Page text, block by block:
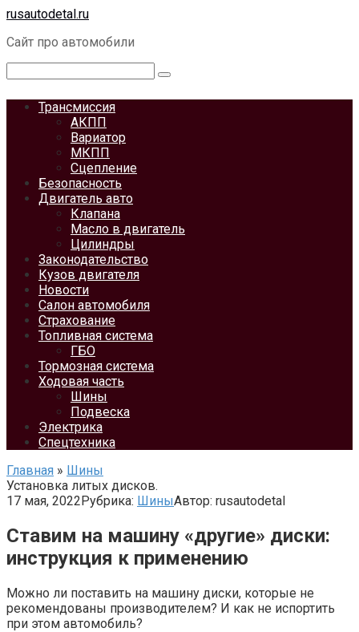
Перейти
контенту
rusautodetal.ru
Сайт про автомобили
Трансмиссия
АКПП
Вариатор
МКПП
Сцепление
Безопасность
Двигатель авто
Клапана
Масло в двигатель
Цилиндры
Законодательство
Кузов двигателя
Новости
Салон автомобиля
Страхование
Топливная система
ГБО
Тормозная система
Ходовая часть
Шины
Подвеска
Электрика
Спецтехника
Главная » Шины
Установка литых дисков.
17 мая, 2022Рубрика: ШиныАвтор: rusautodetal
Ставим на машину «другие» диски:
инструкция к применению
Можно ли поставить на машину диски, которые не
рекомендованы производителем? И как не испортить
при этом автомобиль?